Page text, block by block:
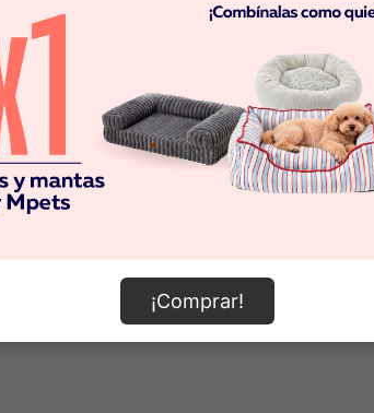
¡Comprar!
0 Resultados
Pero que no cunda el pánico, sigue las
¡Todos los caminos llevan a Roma! :)